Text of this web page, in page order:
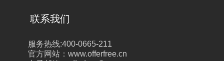
服务热线:400-0665-211
官方网站：www.offerfree.cn
联系我们